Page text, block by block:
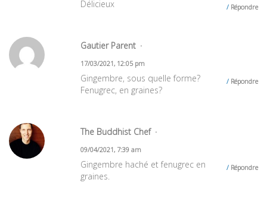
Répondre
Délicieux
Gautier Parent
17/03/2021, 12:05 pm
Répondre
Gingembre, sous quelle forme?
Fenugrec, en graines?
The Buddhist Chef
09/04/2021, 7:39 am
Répondre
Gingembre haché et fenugrec en
graines.